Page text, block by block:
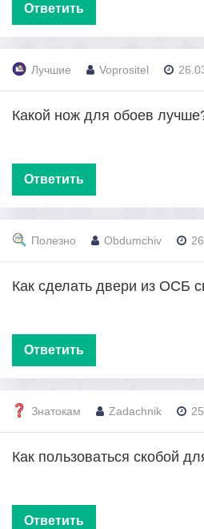
Ответить
Лучшие Voprositel
Какой нож для обоев
Ответить
Полезно Obdumchiv
Как сделать двери из ОСБ
Ответить
Знатокам Zadachnik
Как пользоваться скобой
Ответить